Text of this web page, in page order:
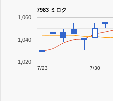
7983 ミロク
7/23 7/30
1,020
1,040
1,060